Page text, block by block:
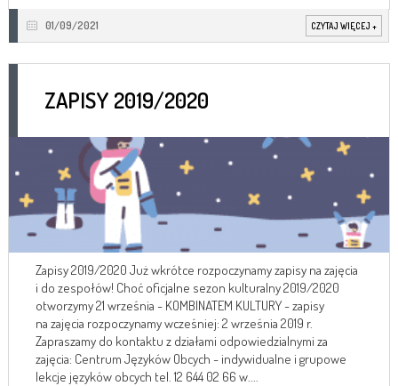
01/09/2021 CZYTAJ WIĘCEJ +
ZAPISY 2019/2020
Zapisy 2019/2020 Już wkrótce rozpoczynamy zapisy na zajęcia
i do zespołów! Choć oficjalne sezon kulturalny 2019/2020
otworzymy 21 września - KOMBINATEM KULTURY - zapisy
na zajęcia rozpoczynamy wcześniej: 2 września 2019 r.
Zapraszamy do kontaktu z działami odpowiedzialnymi za
zajęcia: Centrum Języków Obcych - indywidualne i grupowe
lekcje języków obcych tel. 12 644 02 66 w....